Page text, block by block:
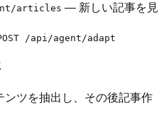
articles — 新しい記事を見
/api/agent/adapt
ツを抽出し、その後記事作